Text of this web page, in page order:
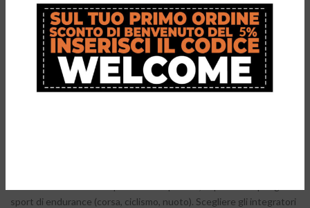
Magnesio bisglicinato: A causa dell’accelerato metabolismo e
sudorazione durante l’attività fisica, cresce anche il fabbisogno di
magnesio. Sintomi tipici della carenza di magnesio sono contrazioni
muscolari e crampi, che possono insorgere dopo lo sforzo fisico.
Una integrazione post workout aiuta il recupero e il rilassamento
dei muscoli. La combinazione con la melatonina facilita anche il
sport di endurance (corsa, ciclismo, nuoto). Scegliere gli integratori